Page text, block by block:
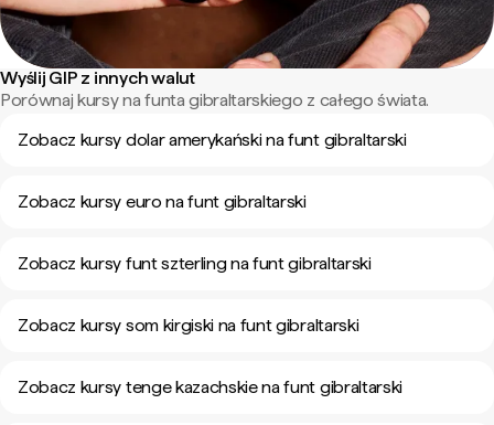
Wyślij GIP z innych walut
Porównaj kursy na funta gibraltarskiego z całego świata.
Zobacz kursy dolar amerykański na funt gibraltarski
Zobacz kursy euro na funt gibraltarski
Zobacz kursy funt szterling na funt gibraltarski
Zobacz kursy som kirgiski na funt gibraltarski
Zobacz kursy tenge kazachskie na funt gibraltarski